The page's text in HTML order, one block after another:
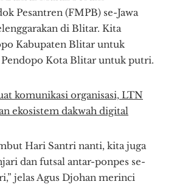
Pesantren (FMPB) se-Jawa
di Blitar. Kita
Kabupaten Blitar untuk
Kota Blitar untuk putri.
komunikasi organisasi, LTN
ekosistem dakwah digital
Hari Santri nanti, kita juga
dan futsal antar-ponpes se-
jelas Agus Djohan merinci